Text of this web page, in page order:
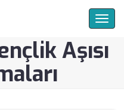
Aşısı